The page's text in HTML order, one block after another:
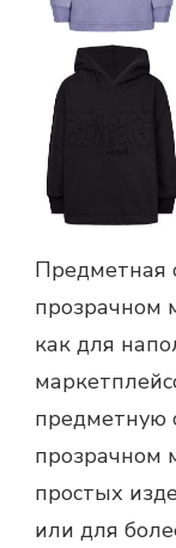
Предметная
прозрачном
как для
предметную
прозрачном
простых
или для